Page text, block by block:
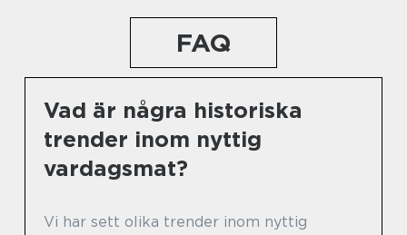
FAQ
Vad är några historiska
trender inom nyttig
vardagsmat?
Vi har sett olika trender inom nyttig